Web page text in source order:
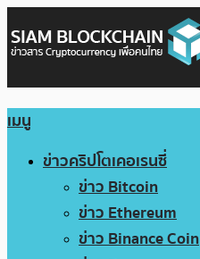
เมนู
ข่าวคริปโตเคอเรนซี่
ข่าว Bitcoin
ข่าว Ethereum
ข่าว Binance Coin